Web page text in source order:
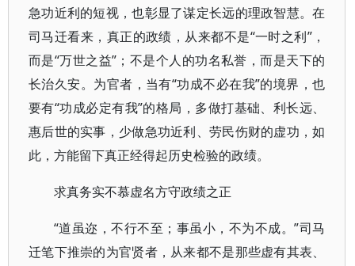
急功近利的短视，也彰显了谋定长远的理政智慧。在
司马迁看来，真正的政绩，从来都不是“一时之利”，
而是“万世之益”；不是个人的功名私誉，而是天下的
长治久安。为官者，当有“功成不必在我”的境界，也
要有“功成必定有我”的格局，多做打基础、利长远、
惠后世的实事，少做急功近利、劳民伤财的虚功，如
此，方能留下真正经得起历史检验的政绩。
求真务实不慕虚名方守政绩之正
“道虽迩，不行不至；事虽小，不为不成。”司马
迁笔下推崇的为官贤者，从来都不是那些虚有其表、